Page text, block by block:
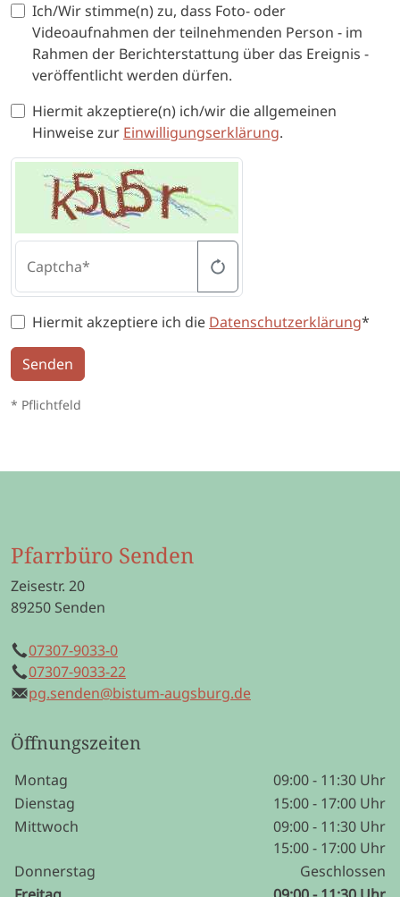
Ich/Wir stimme(n) zu, dass Foto- oder
Videoaufnahmen der teilnehmenden Person - im
Rahmen der Berichterstattung über das Ereignis -
veröffentlicht werden dürfen.
Hiermit akzeptiere(n) ich/wir die allgemeinen
Hinweise zur Einwilligungserklärung.
Captcha
Hiermit akzeptiere ich die Datenschutzerklärung*
Senden
* Pflichtfeld
Pfarrbüro Senden
Zeisestr. 20
89250 Senden
Telefon
07307-9033-0
Mobil
07307-9033-22
E-Mailpg.senden@bistum-augsburg.de
Öffnungszeiten
Wochentage / Monate
Öffnungszeiten / Hinweise
Montag
09:00 - 11:30 Uhr
Dienstag
15:00 - 17:00 Uhr
Mittwoch
09:00 - 11:30 Uhr
15:00 - 17:00 Uhr
Donnerstag
Geschlossen